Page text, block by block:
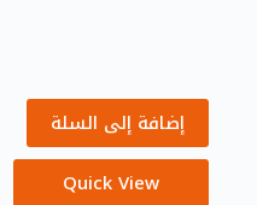
إضافة إلى السلة
Quick View